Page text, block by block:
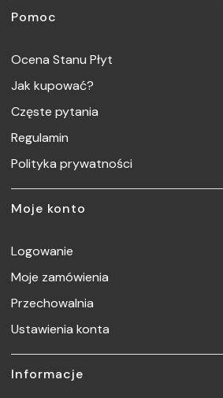
Pomoc
Ocena Stanu Płyt
Jak kupować?
Częste pytania
Regulamin
Polityka prywatności
Moje konto
Logowanie
Moje zamówienia
Przechowalnia
Ustawienia konta
Informacje